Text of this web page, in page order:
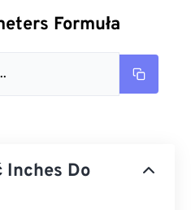
Formuła
Inches Do